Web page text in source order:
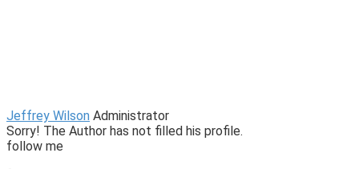
Jeffrey Wilson Administrator
Sorry! The Author has not filled his profile.
follow me